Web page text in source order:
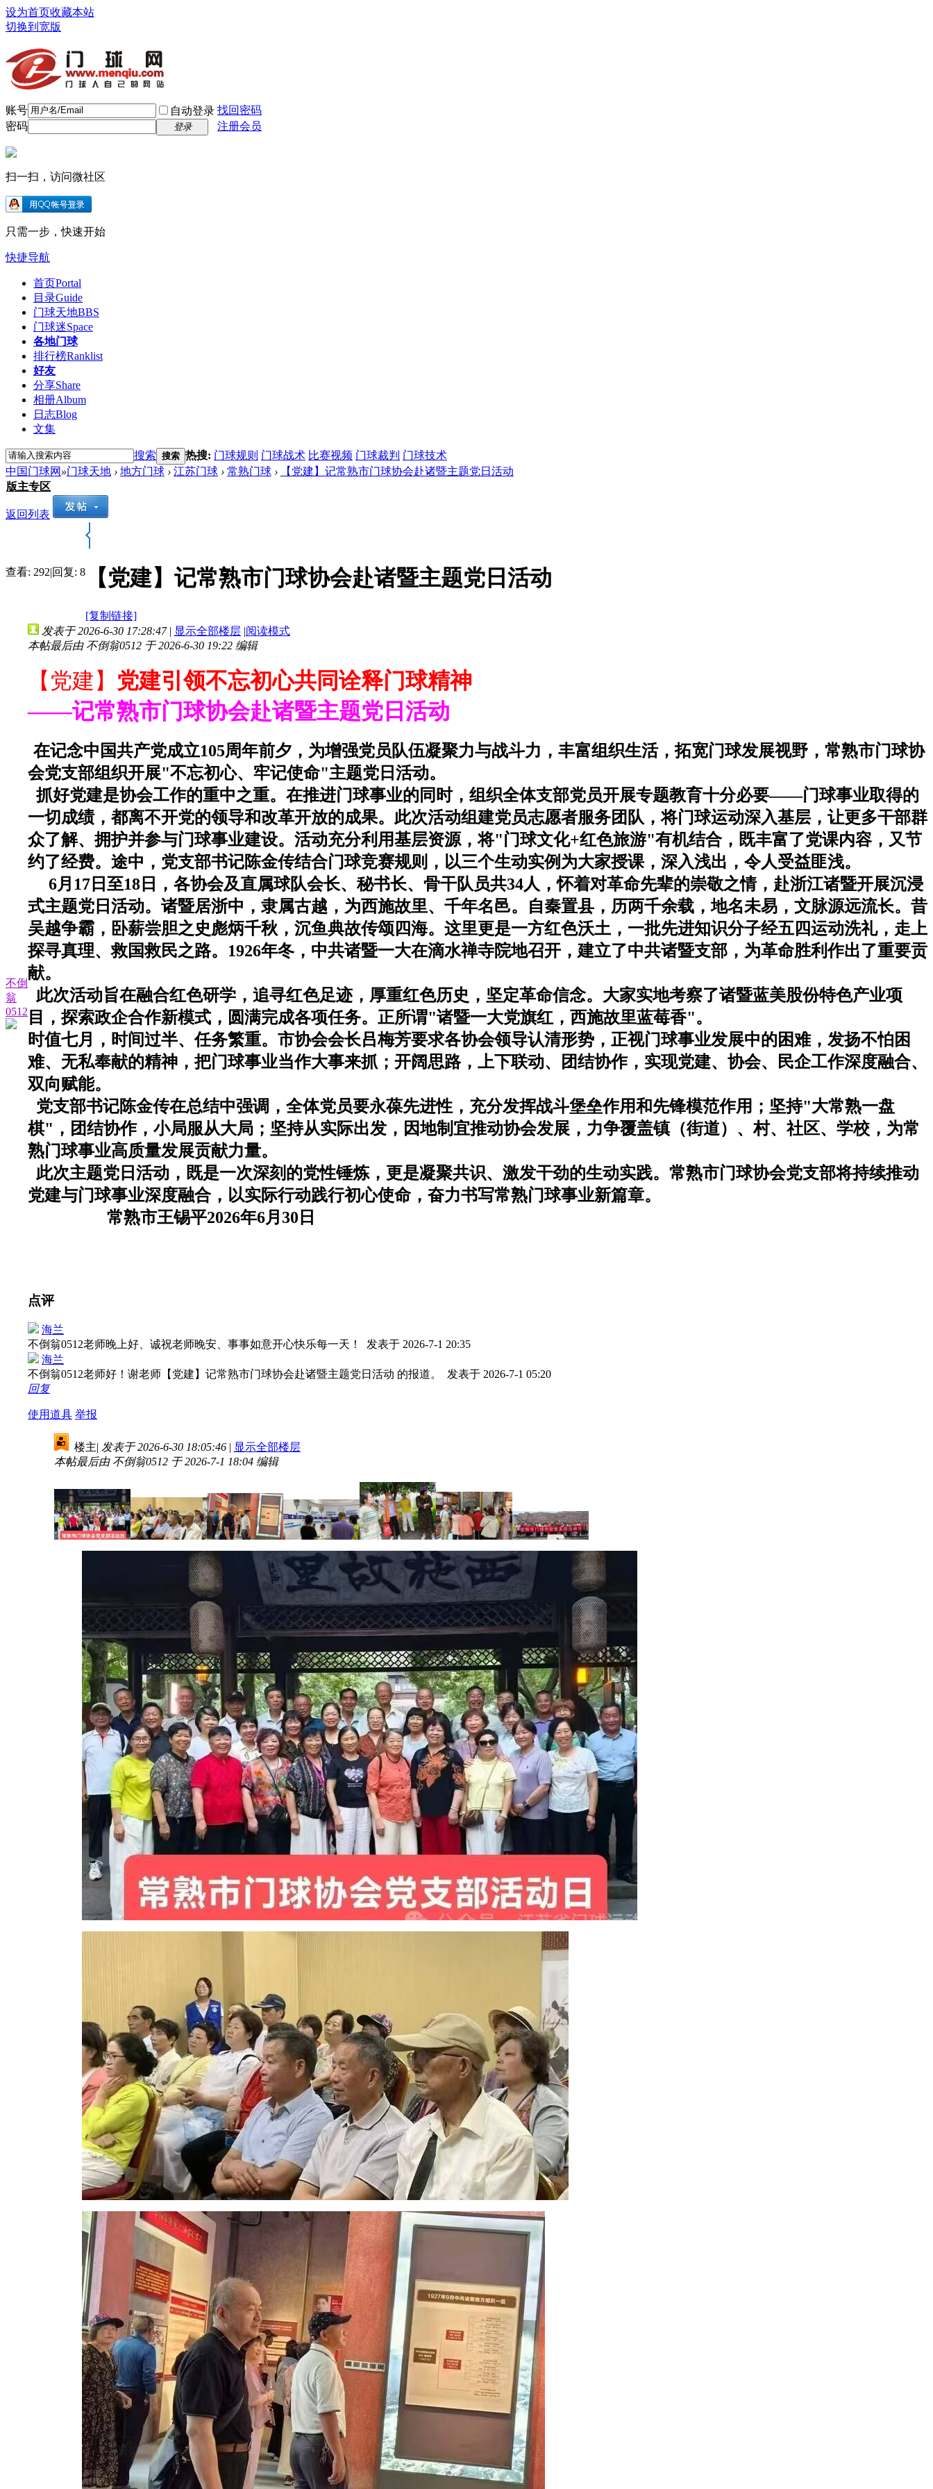
设为首页收藏本站
切换到宽版
账号 自动登录 找回密码
密码
登录 注册会员
扫一扫，访问微社区
只需一步，快速开始
快捷导航
首页Portal
目录Guide
门球天地BBS
门球迷Space
各地门球
排行榜Ranklist
好友
分享Share
相册Album
日志Blog
文集
搜索 搜索 热搜: 门球规则 门球战术 比赛视频 门球裁判 门球技术
中国门球网 »门球天地 › 地方门球 › 江苏门球 › 常熟门球 ›
【党建】记常熟市门球协会赴诸暨主题党日活动
版主专区
返回列表
查看: 292|回复: 8 【党建】记常熟市门球协会赴诸暨主题党日活动
[复制链接]
不倒
翁
0512
发表于 2026-6-30 17:28:47 | 显示全部楼层 |阅读模式
本帖最后由 不倒翁0512 于 2026-6-30 19:22 编辑
【党建】 党建引领不忘初心共同诠释门球精神
——记常熟市门球协会赴诸暨主题党日活动
在记念中国共产党成立105周年前夕，为增强党员队伍凝聚力与战斗力，丰富组织生活，拓宽门球发展视野，常熟市门球协
会党支部组织开展"不忘初心、牢记使命"主题党日活动。
抓好党建是协会工作的重中之重。在推进门球事业的同时，组织全体支部党员开展专题教育十分必要——门球事业取得的
一切成绩，都离不开党的领导和改革开放的成果。此次活动组建党员志愿者服务团队，将门球运动深入基层，让更多干部群
众了解、拥护并参与门球事业建设。活动充分利用基层资源，将"门球文化+红色旅游"有机结合，既丰富了党课内容，又节
约了经费。途中，党支部书记陈金传结合门球竞赛规则，以三个生动实例为大家授课，深入浅出，令人受益匪浅。
6月 17 日至18 日，各协会及直属球队会长、秘书长、骨干队员共34人，怀着对革命先辈的崇敬之情，赴浙江诸暨开展沉浸
式主题党日活动。诸暨居浙中，隶属古越，为西施故里、千年名邑。自秦置县，历两千余载，地名未易，文脉源远流长。昔
吴越争霸，卧薪尝胆之史彪炳千秋，沉鱼典故传颂四海。这里更是一方红色沃土，一批先进知识分子经五四运动洗礼，走上
探寻真理、救国救民之路。 1926年冬，中共诸暨一大在滴水禅寺院地召开，建立了中共诸暨支部，为革命胜利作出了重要贡
献。
此次活动旨在融合红色研学，追寻红色足迹，厚重红色历史，坚定革命信念。大家实地考察了诸暨蓝美股份特色产业项
目，探索政企合作新模式，圆满完成各项任务。正所谓"诸暨一大党旗红，西施故里蓝莓香"。
时值七月，时间过半、任务繁重。市协会会长吕梅芳要求各协会领导认清形势，正视门球事业发展中的困难，发扬不怕困
难、无私奉献的精神，把门球事业当作大事来抓；开阔思路，上下联动、团结协作，实现党建、协会、民企工作深度融合、
双向赋能。
党支部书记陈金传在总结中强调，全体党员要永葆先进性，充分发挥战斗堡垒作用和先锋模范作用；坚持"大常熟一盘
棋" ，团结协作，小局服从大局；坚持从实际出发，因地制宜推动协会发展，力争覆盖镇（街道）、村、社区、学校，为常
熟门球事业高质量发展贡献力量。
此次主题党日活动，既是一次深刻的党性锤炼，更是凝聚共识、激发干劲的生动实践。常熟市门球协会党支部将持续推动
党建与门球事业深度融合，以实际行动践行初心使命，奋力书写常熟门球事业新篇章。
常熟市王锡平2026年6月 30 日
点评
海兰
不倒翁0512老师晚上好、诚祝老师晚安、事事如意开心快乐每一天！ 发表于 2026-7-1 20:35
海兰
不倒翁0512老师好！谢老师【党建】记常熟市门球协会赴诸暨主题党日活动 的报道。 发表于 2026-7-1 05:20
回复
使用道具 举报
楼主| 发表于 2026-6-30 18:05:46 | 显示全部楼层
本帖最后由 不倒翁0512 于 2026-7-1 18:04 编辑